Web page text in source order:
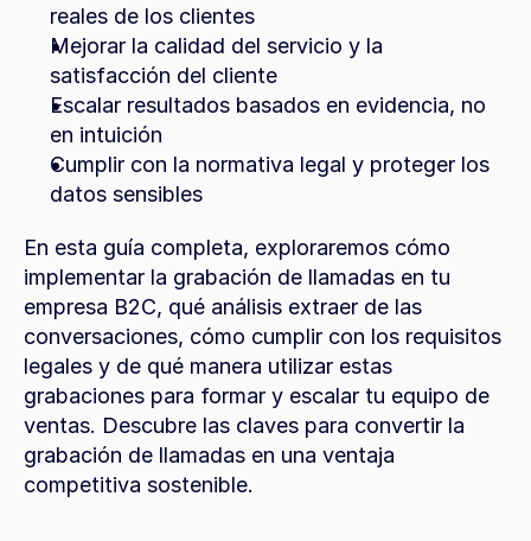
reales de los clientes
Mejorar la calidad del servicio y la
satisfacción del cliente
Escalar resultados basados en evidencia, no
en intuición
Cumplir con la normativa legal y proteger los
datos sensibles
En esta guía completa, exploraremos cómo
implementar la grabación de llamadas en tu
empresa B2C, qué análisis extraer de las
conversaciones, cómo cumplir con los requisitos
legales y de qué manera utilizar estas
grabaciones para formar y escalar tu equipo de
ventas. Descubre las claves para convertir la
grabación de llamadas en una ventaja
competitiva sostenible.